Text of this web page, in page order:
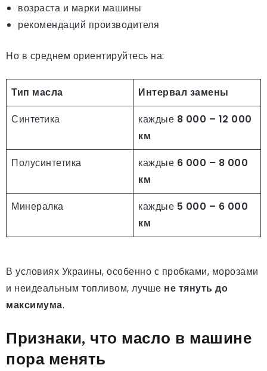
возраста и марки машины
рекомендаций производителя
Но в среднем ориентируйтесь на:
Тип масла
Интервал замены
Синтетика
каждые 8 000 – 12 000
км
Полусинтетика
каждые 6 000 – 8 000
км
Минералка
каждые 5 000 – 6 000
км
В условиях Украины, особенно с пробками, морозами
и неидеальным топливом, лучше не тянуть до
максимума.
Признаки, что масло в машине
пора менять